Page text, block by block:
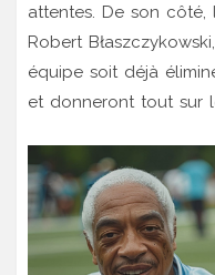
attentes. De son côté,
Robert
équipe soit déjà
et donneront tout sur